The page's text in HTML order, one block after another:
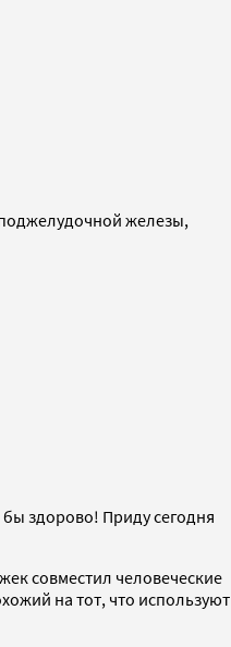
железы,
бы здорово! Приду сегодня
совместил человеческие
на тот, что используют